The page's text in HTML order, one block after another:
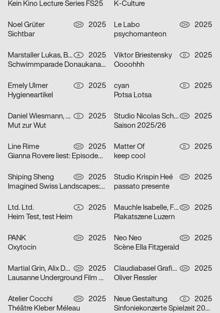
Kein Kino Lecture Series FS25
K-Culture
Noel Grüter CH
2025
Sichtbar
Le Labo CH
2025
psychomanteon
Marstaller Lukas, Béla Meiers A
2025
Schwimmparade Donaukanal 2025
Viktor Briestensky D
2025
Oooohhh
Emely Ulmer D
2025
Hygieneartikel
cyan D
2025
Potsa Lotsa
Daniel Wiesmann, Radziejewski Robert D
2025
Mut zur Wut
Studio Nicolas Schaltegger/DNA.work CH
2025
Saison 2025/26
Line Rime CH
2025
Gianna Rovere liest: Episoden von Alltagselefanten
Matter Of D
2025
keep cool
Shiping Sheng CH
2025
Imagined Swiss Landscapes: Perspectives and Edges in Image Collage
Studio Krispin Heé CH
2025
passato presente
Ltd. Ltd. A
2025
Heim Test, test Heim
Mauchle Isabelle, Felix Pfäffli, Brechbühl Erich CH
2025
Plakatszene Luzern
PANK CH
2025
Oxytocin
Neo Neo CH
2025
Scène Ella Fitzgerald
Martial Grin, Alix Debraine CH
2025
Lausanne Underground Film & Music Festival 2025
Claudiabasel Grafik + Interaktion CH
2025
Oliver Ressler
Atelier Cocchi CH
2025
Théâtre Kleber Méleau
Neue Gestaltung D
2025
Sinfoniekonzerte Spielzeit 2025/26